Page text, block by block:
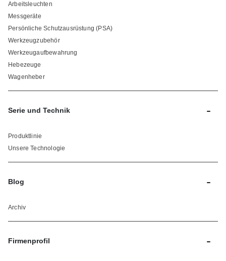
Arbeitsleuchten
Messgeräte
Persönliche Schutzausrüstung (PSA)
Werkzeugzubehör
Werkzeugaufbewahrung
Hebezeuge
Wagenheber
Serie und Technik -
Produktlinie
Unsere Technologie
Blog -
Archiv
Firmenprofil -